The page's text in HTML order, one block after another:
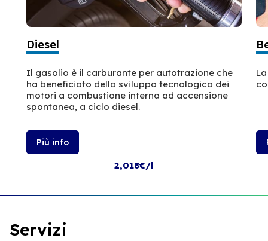
Diesel
Il gasolio è il carburante per autotrazione che
ha beneficiato dello sviluppo tecnologico dei
motori a combustione interna ad accensione
spontanea, a ciclo diesel.
Più info
2,018€/l
Servizi